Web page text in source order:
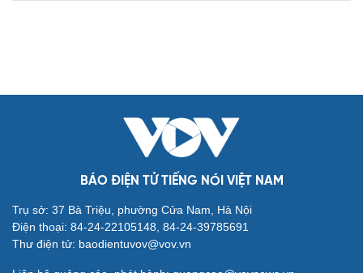
Sân khấu - Điện ảnh
Nghệ sĩ
Sao Việt
BÁO ĐIỆN TỬ TIẾNG NÓI VIỆT NAM
Trụ sở: 37 Bà Triệu, phường Cửa Nam, Hà Nội
Điện thoại: 84-24-22105148, 84-24-39785691
Thư điện tử: baodientuvov@vov.vn